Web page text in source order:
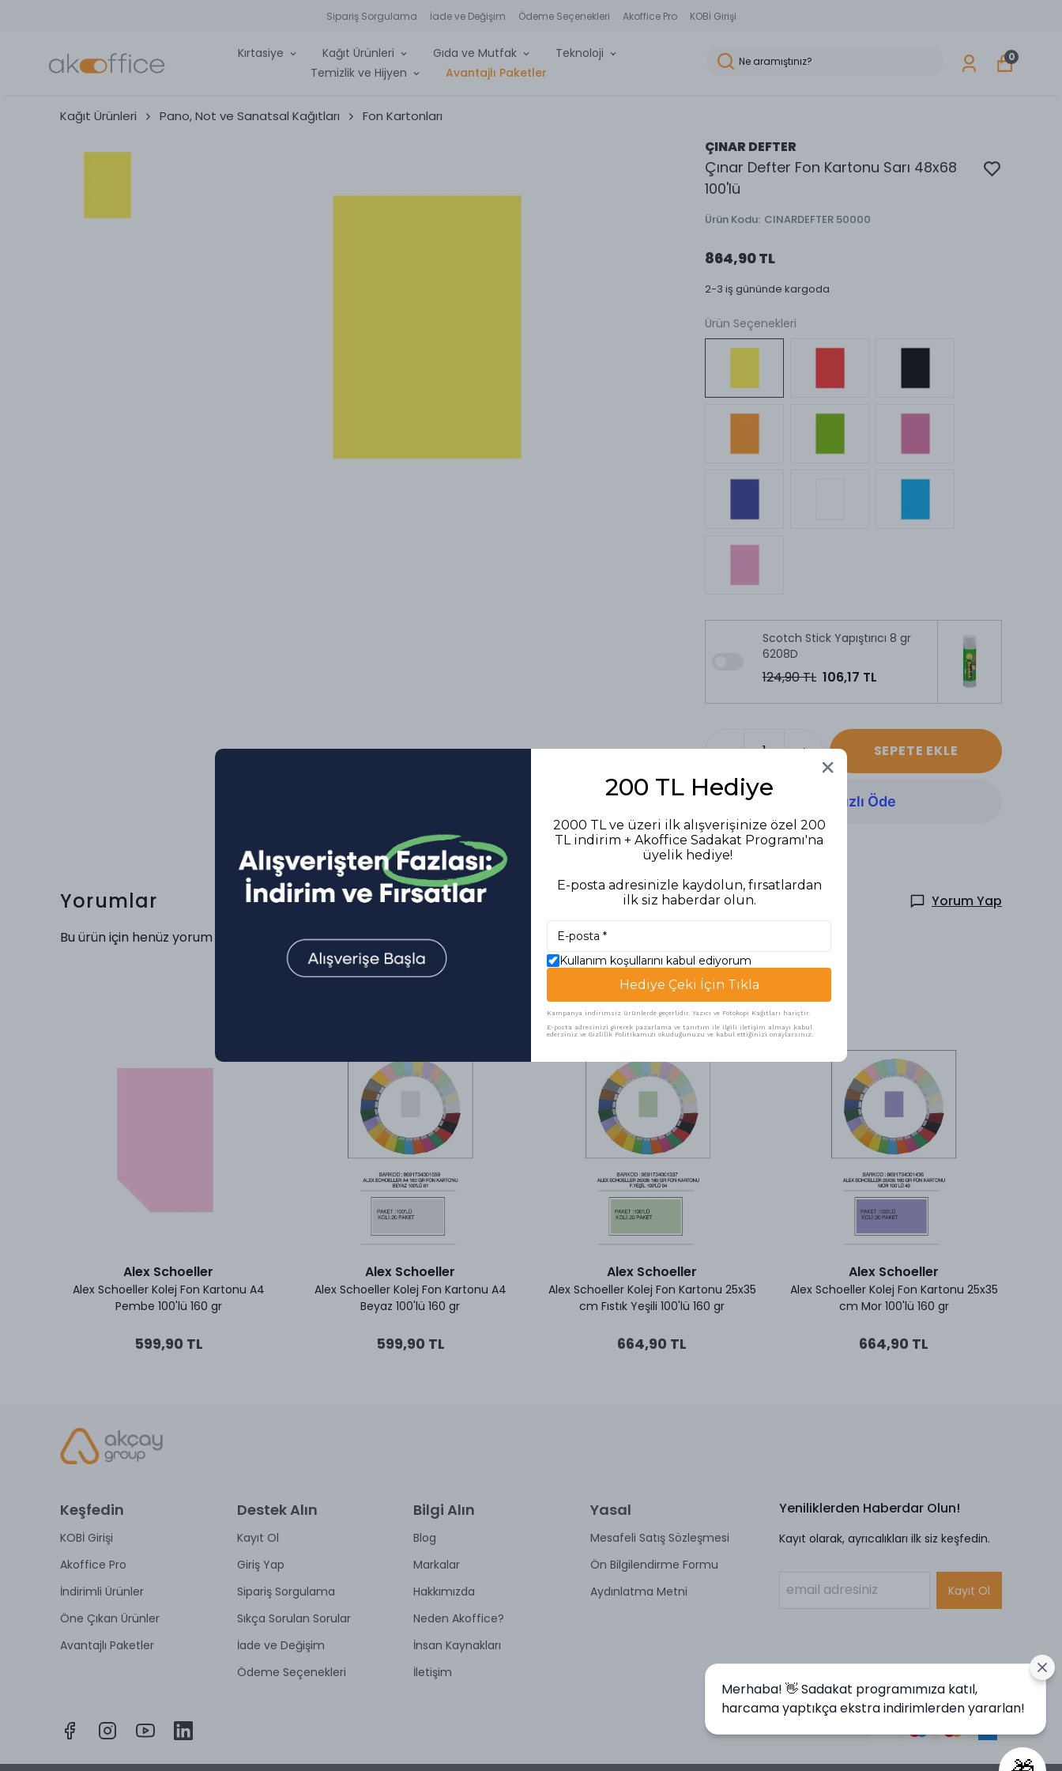
Sipariş Sorgulama İade ve Değişim Ödeme Seçenekleri Akoffice Pro KOBİ Girişi
Kırtasiye Kağıt Ürünleri Gıda ve Mutfak
Teknoloji
Temizlik ve Hijyen
Avantajlı Paketler
0
Kağıt Ürünleri Pano, Not ve Sanatsal Kağıtları Fon Kartonları
ÇINAR DEFTER
Çınar Defter Fon Kartonu Sarı 48x68
100'lü
Ürün Kodu: CINARDEFTER 50000
864,90 TL
2-3 iş gününde kargoda
Ürün Seçenekleri
Scotch Stick Yapıştırıcı 8 gr
6208D
124,90 TL 106,17 TL
SEPETE EKLE
Yorumlar
Yorum Yap
Bu ürün için henüz yorum yapılmamış.
Benzer Ürünler
Alex Schoeller
Alex Schoeller Kolej Fon Kartonu A4
Pembe 100'lü 160 gr
599,90 TL
Alex Schoeller
Alex Schoeller Kolej Fon Kartonu A4
Beyaz 100'lü 160 gr
599,90 TL
Alex Schoeller
Alex Schoeller Kolej Fon Kartonu 25x35
cm Fıstık Yeşili 100'lü 160 gr
664,90 TL
Alex Schoeller
Alex Schoeller Kolej Fon Kartonu 25x35
cm Mor 100'lü 160 gr
664,90 TL
Keşfedin
KOBİ Girişi
Akoffice Pro
İndirimli Ürünler
Öne Çıkan Ürünler
Avantajlı Paketler
Destek Alın
Kayıt Ol
Giriş Yap
Sipariş Sorgulama
Sıkça Sorulan Sorular
İade ve Değişim
Ödeme Seçenekleri
Bilgi Alın
Blog
Markalar
Hakkımızda
Neden Akoffice?
İnsan Kaynakları
İletişim
Yasal
Mesafeli Satış Sözleşmesi
Ön Bilgilendirme Formu
Aydınlatma Metni
Yeniliklerden Haberdar Olun!
Kayıt olarak, ayrıcalıkları ilk siz keşfedin.
Kayıt Ol
200 TL Hediye
2000 TL ve üzeri ilk alışverişinize özel 200
TL indirim + Akoffice Sadakat Programı'na
üyelik hediye!
E-posta adresinizle kaydolun, fırsatlardan
ilk siz haberdar olun.
Kullanım koşullarını kabul ediyorum
Hediye Çeki İçin Tıkla
Kampanya indirimsiz ürünlerde geçerlidir. Yazıcı ve Fotokopi Kağıtları hariçtir.
E-posta adresinizi girerek pazarlama ve tanıtım ile ilgili iletişim almayı kabul
edersiniz ve Gizlilik Politikamızı okuduğunuzu ve kabul ettiğinizi onaylarsınız.
Merhaba! 👋 Sadakat programımıza katıl,
harcama yaptıkça ekstra indirimlerden yararlan!